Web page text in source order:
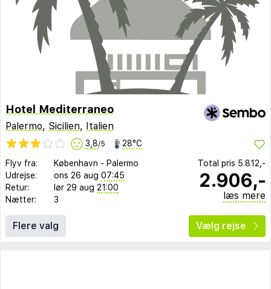
Hotel Mediterraneo
Palermo, Sicilien, Italien
3,8/5 28°C
Flyv fra: København - Palermo
Udrejse:
ons 26 aug 07:45
Retur:
lør 29 aug 21:00
Nætter:
3
Total pris 5.812,-
2.906,-
læs mere
Flere valg Vælg rejse